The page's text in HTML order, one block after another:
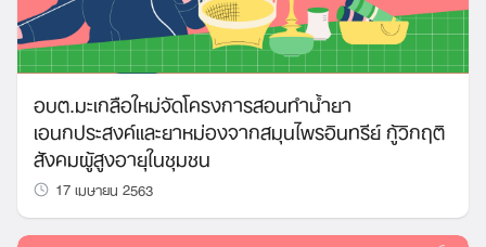
อบต.มะเกลือใหม่จัดโครงการสอนทำน้ำยา
เอนกประสงค์และยาหม่องจากสมุนไพรอินทรีย์ กู้วิกฤติ
สังคมผู้สูงอายุในชุมชน
17 เมษายน 2563